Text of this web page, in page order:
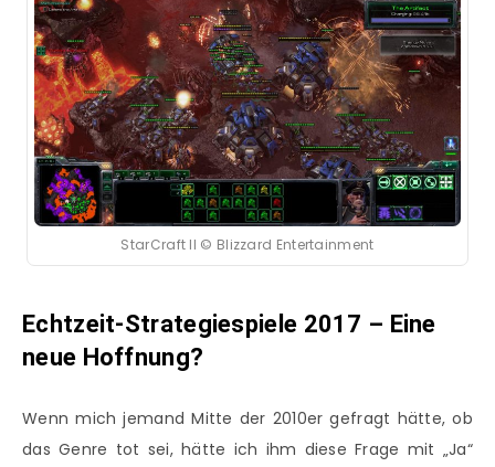
StarCraft II © Blizzard Entertainment
Echtzeit-Strategiespiele 2017 – Eine
neue Hoffnung?
Wenn mich jemand Mitte der 2010er gefragt hätte, ob
das Genre tot sei, hätte ich ihm diese Frage mit „Ja“